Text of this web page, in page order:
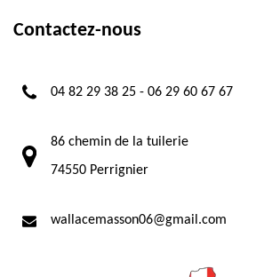
Contactez-nous
04 82 29 38 25 - 06 29 60 67 67
86 chemin de la tuilerie
74550 Perrignier
wallacemasson06@gmail.com